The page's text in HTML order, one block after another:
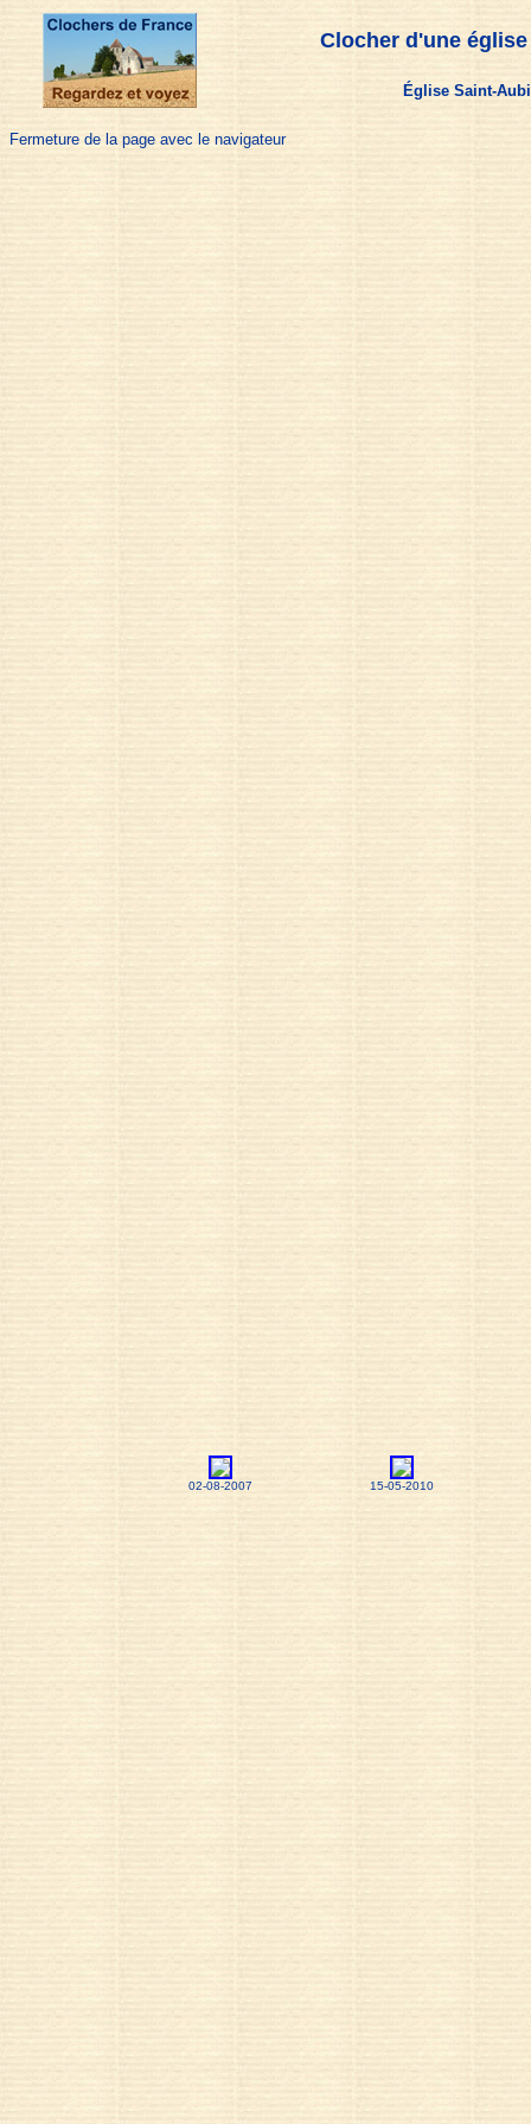
Clocher d'une
Église Saint-
Fermeture de la page avec le navigateur
02-08-2007 15-05-2010